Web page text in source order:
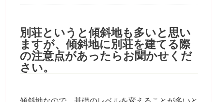
別荘というと傾斜地も多いと思い
ますが、傾斜地に別荘を建てる際
の注意点があったらお聞かせくだ
さい。